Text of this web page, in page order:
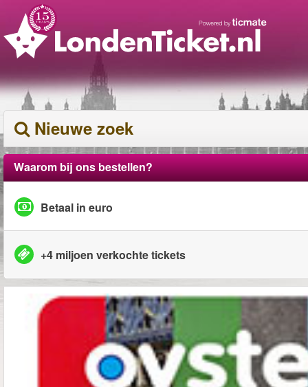
Nieuwe zoek
Waarom bij ons bestellen?
Betaal in euro
+4 miljoen verkochte tickets